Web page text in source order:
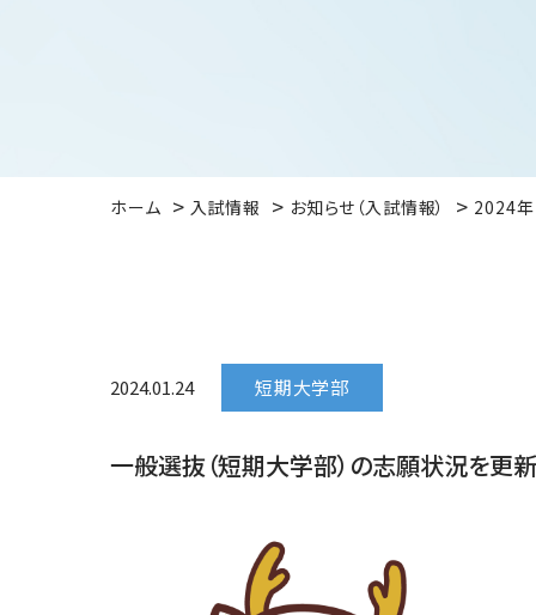
ホーム 入試情報 お知らせ（入試情報） 2024
2024.01.24 短期大学部
一般選抜（短期大学部）の志願状況を更新